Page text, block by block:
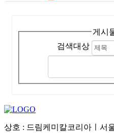
게시
검색대상
상호 : 드림케미칼코리아ㅣ서